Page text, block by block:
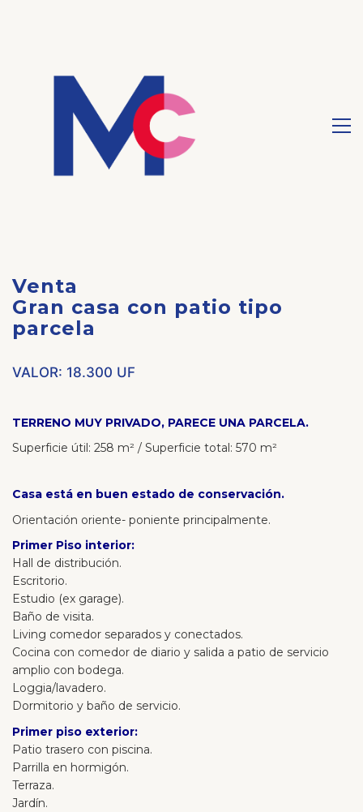
Venta
Gran casa con patio tipo
parcela
VALOR: 18.300 UF
TERRENO MUY PRIVADO, PARECE UNA PARCELA.
Superficie útil: 258 m² / Superficie total: 570 m²
Casa está en buen estado de conservación.
Orientación oriente- poniente principalmente.
Primer Piso interior:
Hall de distribución.
Escritorio.
Estudio (ex garage).
Baño de visita.
Living comedor separados y conectados.
Cocina con comedor de diario y salida a patio de servicio
amplio con bodega.
Loggia/lavadero.
Dormitorio y baño de servicio.
Primer piso exterior:
Patio trasero con piscina.
Parrilla en hormigón.
Terraza.
Jardín.